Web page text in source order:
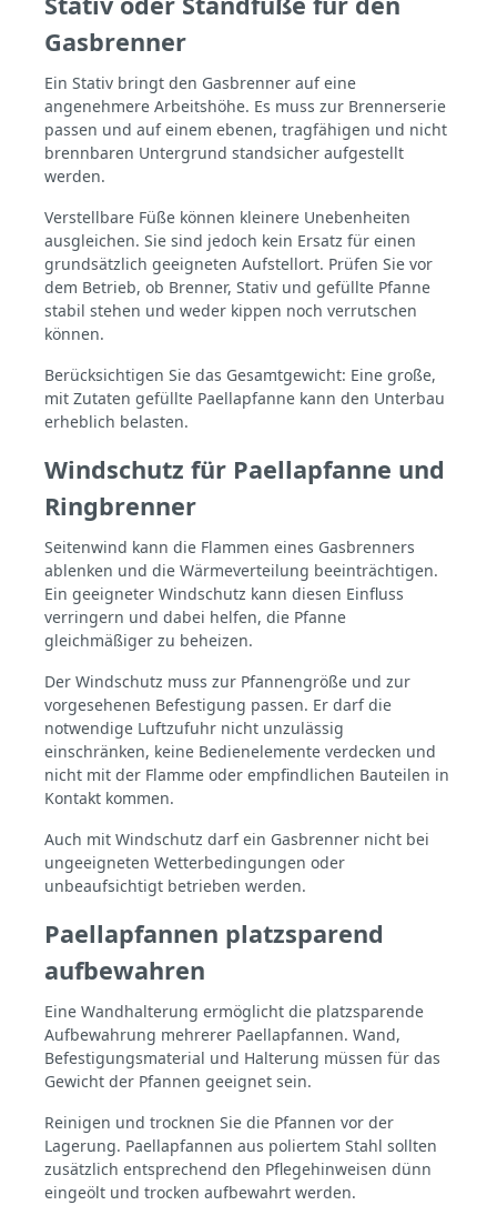
Gasbrenner
Ein Stativ bringt den Gasbrenner auf eine
angenehmere Arbeitshöhe. Es muss zur Brennerserie
passen und auf einem ebenen, tragfähigen und nicht
brennbaren Untergrund standsicher aufgestellt
werden.
Verstellbare Füße können kleinere Unebenheiten
ausgleichen. Sie sind jedoch kein Ersatz für einen
grundsätzlich geeigneten Aufstellort. Prüfen Sie vor
dem Betrieb, ob Brenner, Stativ und gefüllte Pfanne
stabil stehen und weder kippen noch verrutschen
können.
Berücksichtigen Sie das Gesamtgewicht: Eine große,
mit Zutaten gefüllte Paellapfanne kann den Unterbau
erheblich belasten.
Windschutz für Paellapfanne und
Ringbrenner
Seitenwind kann die Flammen eines Gasbrenners
ablenken und die Wärmeverteilung beeinträchtigen.
Ein geeigneter Windschutz kann diesen Einfluss
verringern und dabei helfen, die Pfanne
gleichmäßiger zu beheizen.
Der Windschutz muss zur Pfannengröße und zur
vorgesehenen Befestigung passen. Er darf die
notwendige Luftzufuhr nicht unzulässig
einschränken, keine Bedienelemente verdecken und
nicht mit der Flamme oder empfindlichen Bauteilen in
Kontakt kommen.
Auch mit Windschutz darf ein Gasbrenner nicht bei
ungeeigneten Wetterbedingungen oder
unbeaufsichtigt betrieben werden.
Paellapfannen platzsparend
aufbewahren
Eine Wandhalterung ermöglicht die platzsparende
Aufbewahrung mehrerer Paellapfannen. Wand,
Befestigungsmaterial und Halterung müssen für das
Gewicht der Pfannen geeignet sein.
Reinigen und trocknen Sie die Pfannen vor der
Lagerung. Paellapfannen aus poliertem Stahl sollten
zusätzlich entsprechend den Pflegehinweisen dünn
eingeölt und trocken aufbewahrt werden.